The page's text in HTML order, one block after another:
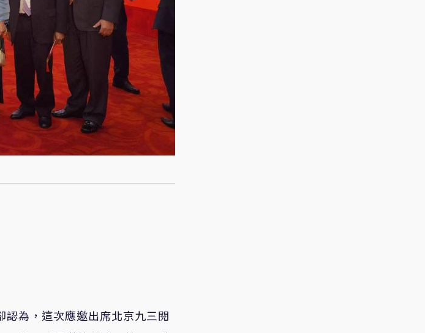
為，這次應邀出席北京九三閱